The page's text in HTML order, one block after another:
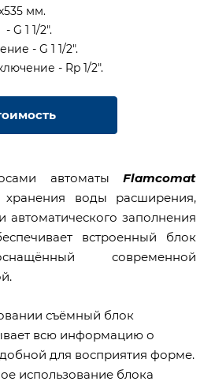
мм.
G 1 1/2".
- G 1 1/2".
- Rp 1/2".
автоматы Flamcomat
хранения воды расширения,
автоматического заполнения
встроенный блок
современной
съёмный блок
всю информацию о
для восприятия форме.
использование блока